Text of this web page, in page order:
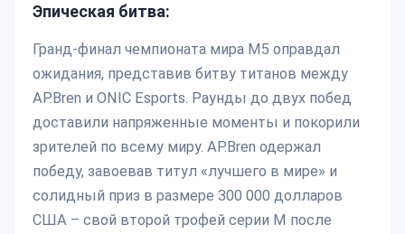
Эпическая битва:
Гранд-финал чемпионата мира M5 оправдал
ожидания, представив битву титанов между
AP.Bren и ONIC Esports. Раунды до двух побед
доставили напряженные моменты и покорили
зрителей по всему миру. AP.Bren одержал
победу, завоевав титул «лучшего в мире» и
солидный приз в размере 300 000 долларов
США – свой второй трофей серии M после